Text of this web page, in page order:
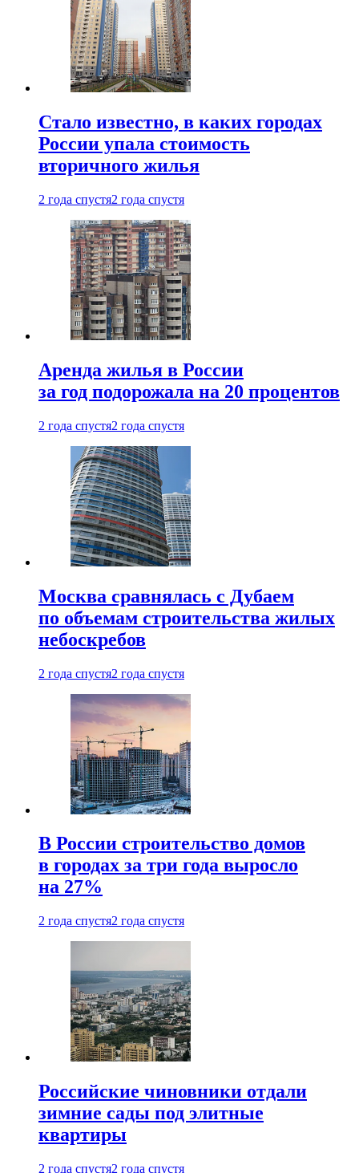
Стало известно, в каких городах
России упала стоимость
вторичного жилья
2 года спустя2 года спустя
Аренда жилья в России
за год подорожала на 20 процентов
2 года спустя2 года спустя
Москва сравнялась с Дубаем
по объемам строительства жилых
небоскребов
2 года спустя2 года спустя
В России строительство домов
в городах за три года выросло
на 27%
2 года спустя2 года спустя
Российские чиновники отдали
зимние сады под элитные
квартиры
2 года спустя2 года спустя